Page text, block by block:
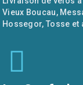
Vieux Boucau,
Hossegor, Tosse et